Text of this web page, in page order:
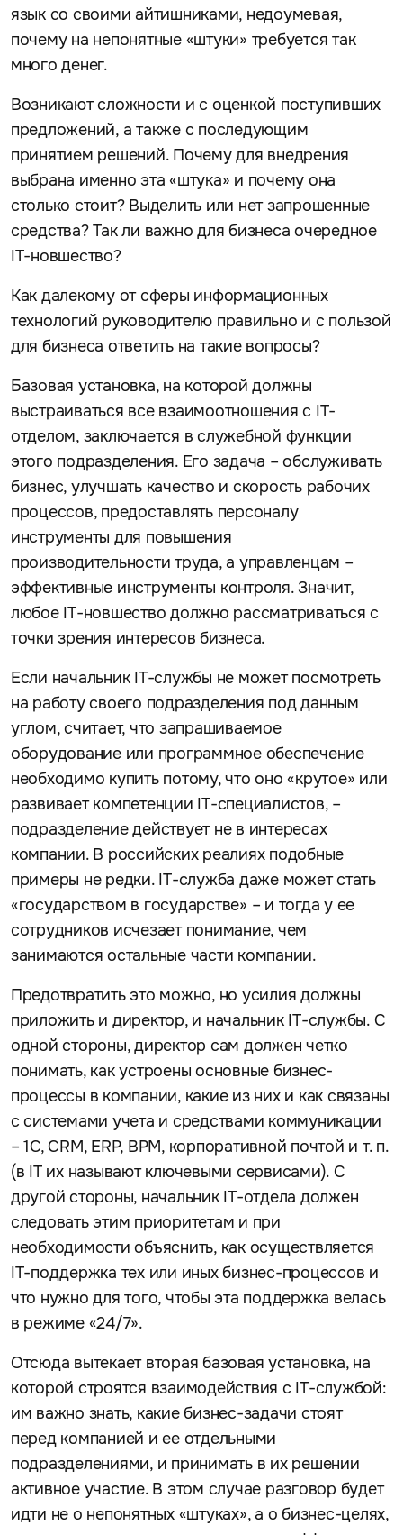
язык со своими айтишниками, недоумевая,
почему на непонятные «штуки» требуется так
много денег.
Возникают сложности и с оценкой поступивших
предложений, а также с последующим
принятием решений. Почему для внедрения
выбрана именно эта «штука» и почему она
столько стоит? Выделить или нет запрошенные
средства? Так ли важно для бизнеса очередное
IT-новшество?
Как далекому от сферы информационных
технологий руководителю правильно и с пользой
для бизнеса ответить на такие вопросы?
Базовая установка, на которой должны
выстраиваться все взаимоотношения с IT-
отделом, заключается в служебной функции
этого подразделения. Его задача – обслуживать
бизнес, улучшать качество и скорость рабочих
процессов, предоставлять персоналу
инструменты для повышения
производительности труда, а управленцам –
эффективные инструменты контроля. Значит,
любое IT-новшество должно рассматриваться с
точки зрения интересов бизнеса.
Если начальник IT-службы не может посмотреть
на работу своего подразделения под данным
углом, считает, что запрашиваемое
оборудование или программное обеспечение
необходимо купить потому, что оно «крутое» или
развивает компетенции IT-специалистов, –
подразделение действует не в интересах
компании. В российских реалиях подобные
примеры не редки. IT-служба даже может стать
«государством в государстве» – и тогда у ее
сотрудников исчезает понимание, чем
занимаются остальные части компании.
Предотвратить это можно, но усилия должны
приложить и директор, и начальник IT-службы. С
одной стороны, директор сам должен четко
понимать, как устроены основные бизнес-
процессы в компании, какие из них и как связаны
с системами учета и средствами коммуникации
– 1С, CRM, ERP, BPM, корпоративной почтой и т. п.
(в IT их называют ключевыми сервисами). С
другой стороны, начальник IT-отдела должен
следовать этим приоритетам и при
необходимости объяснить, как осуществляется
IT-поддержка тех или иных бизнес-процессов и
что нужно для того, чтобы эта поддержка велась
в режиме «24/7».
Отсюда вытекает вторая базовая установка, на
которой строятся взаимодействия с IT-службой:
им важно знать, какие бизнес-задачи стоят
перед компанией и ее отдельными
подразделениями, и принимать в их решении
активное участие. В этом случае разговор будет
идти не о непонятных «штуках», а о бизнес-целях,